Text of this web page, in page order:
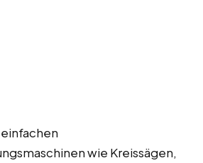
wie Kreissägen,